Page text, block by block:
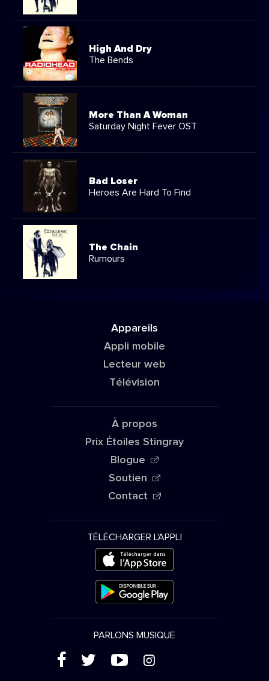
High And Dry
The Bends
More Than A Woman
Saturday Night Fever OST
Bad Loser
Heroes Are Hard To Find
The Chain
Rumours
Appareils
Appli mobile
Lecteur web
Télévision
À propos
Prix Étoiles Stingray
Blogue
Soutien
Contact
TÉLÉCHARGER L'APPLI
PARLONS MUSIQUE
( ' + &